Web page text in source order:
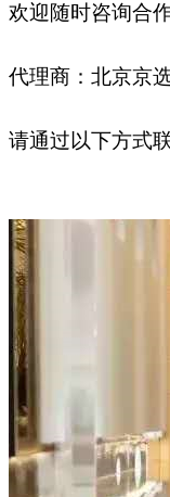
欢迎随时咨询合
代理商：北京京
请通过以下方式